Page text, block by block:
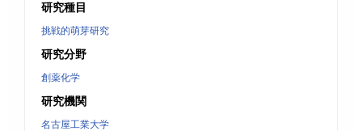
研究種目
挑戦的萌芽研究
研究分野
創薬化学
研究機関
名古屋工業大学